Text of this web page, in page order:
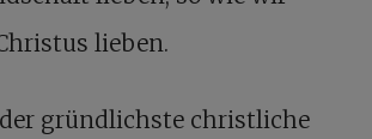
lieben.
gründlichste christliche